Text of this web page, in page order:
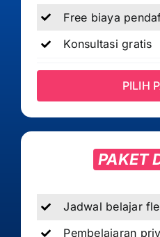
Free biaya
Konsultasi gratis
PILIH
PAKET
Jadwal belajar
Pembelajaran